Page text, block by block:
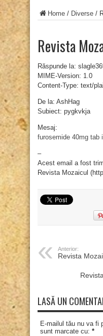
Home / Diverse /
Revista
Răspunde la:
MIME-Version: 1.0
Content-Type: text/
De la: AshHag
Subiect: pygkvkja
Mesaj:
furosemide 40mg tab
–
Acest email a fost
Revista Mozaicul
Anterior:
Revista
LASĂ UN
E-mailul tău nu va fi
sunt marcate cu: *